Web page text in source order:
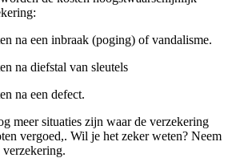
na een inbraak (poging) of vandalisme.
na diefstal van sleutels
na een defect.
meer situaties zijn waar de verzekering
vergoed,. Wil je het zeker weten? Neem